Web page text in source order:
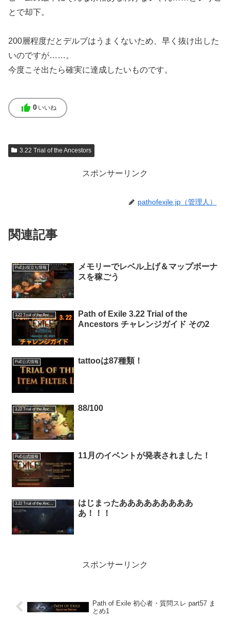
とで却下。
200層程度だとデルブはうまくないため、早く抜け出した
いのですが……。
今度こそ出たら確実に達成したいものです。
thumb_up 0 いいね
3.22 Trial of the Ancestors
スポンサーリンク
pathofexile.jp（管理人）
関連記事
PoEお役立ち情報
メモリーでレベル上げ＆マップボーナ
スを稼ごう
3.22 Trial of the Ancestors
Path of Exile 3.22 Trial of the
Ancestors チャレンジガイド その2
PoE公式情報 tattooは87種類！
3.22 Trial of the Ancestors 88/100
PoE公式情報 11月のイベントが発表されました！
3.22 Trial of the Ancestors
はじまったあああああああああ
あ！！！
スポンサーリンク
Path of Exile 初心者・質問スレ part57 ま
とめ1